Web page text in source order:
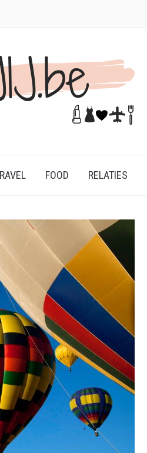
FOOD RELATIES